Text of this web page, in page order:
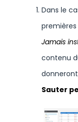
Dans le cas d'une première installation, les quatre
Jamais
contenu
Sauter